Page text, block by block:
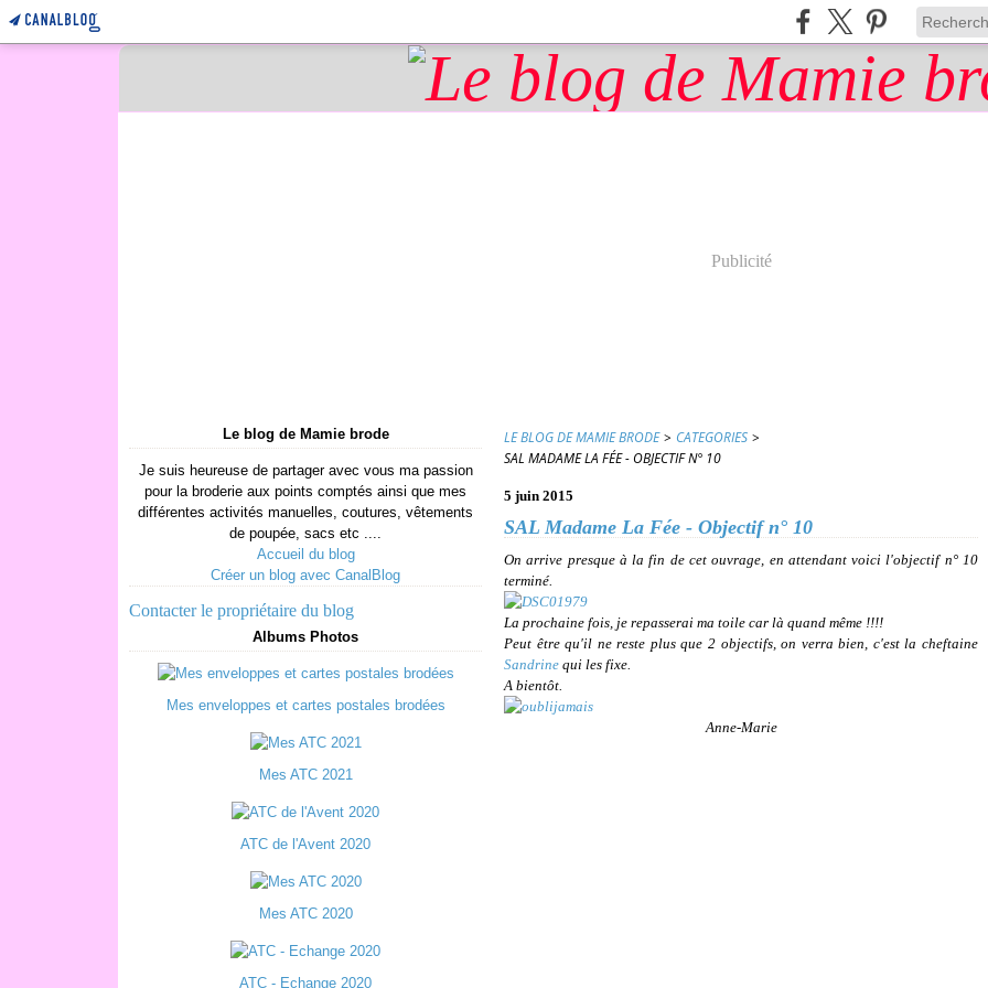
Publicité
Le blog de Mamie brode
Je suis heureuse de partager avec vous ma passion
pour la broderie aux points comptés ainsi que mes
différentes activités manuelles, coutures, vêtements
de poupée, sacs etc ....
Accueil du blog
Créer un blog avec CanalBlog
Contacter le propriétaire du blog
Albums Photos
Mes enveloppes et cartes postales brodées
Mes ATC 2021
ATC de l'Avent 2020
Mes ATC 2020
ATC - Echange 2020
LE BLOG DE MAMIE BRODE > CATEGORIES >
SAL MADAME LA FÉE - OBJECTIF N° 10
5 juin 2015
SAL Madame La Fée - Objectif n° 10
On arrive presque à la fin de cet ouvrage, en attendant voici l'objectif n° 10
terminé.
La prochaine fois, je repasserai ma toile car là quand même !!!!
Peut être qu'il ne reste plus que 2 objectifs, on verra bien, c'est la cheftaine
Sandrine qui les fixe.
A bientôt.
Anne-Marie